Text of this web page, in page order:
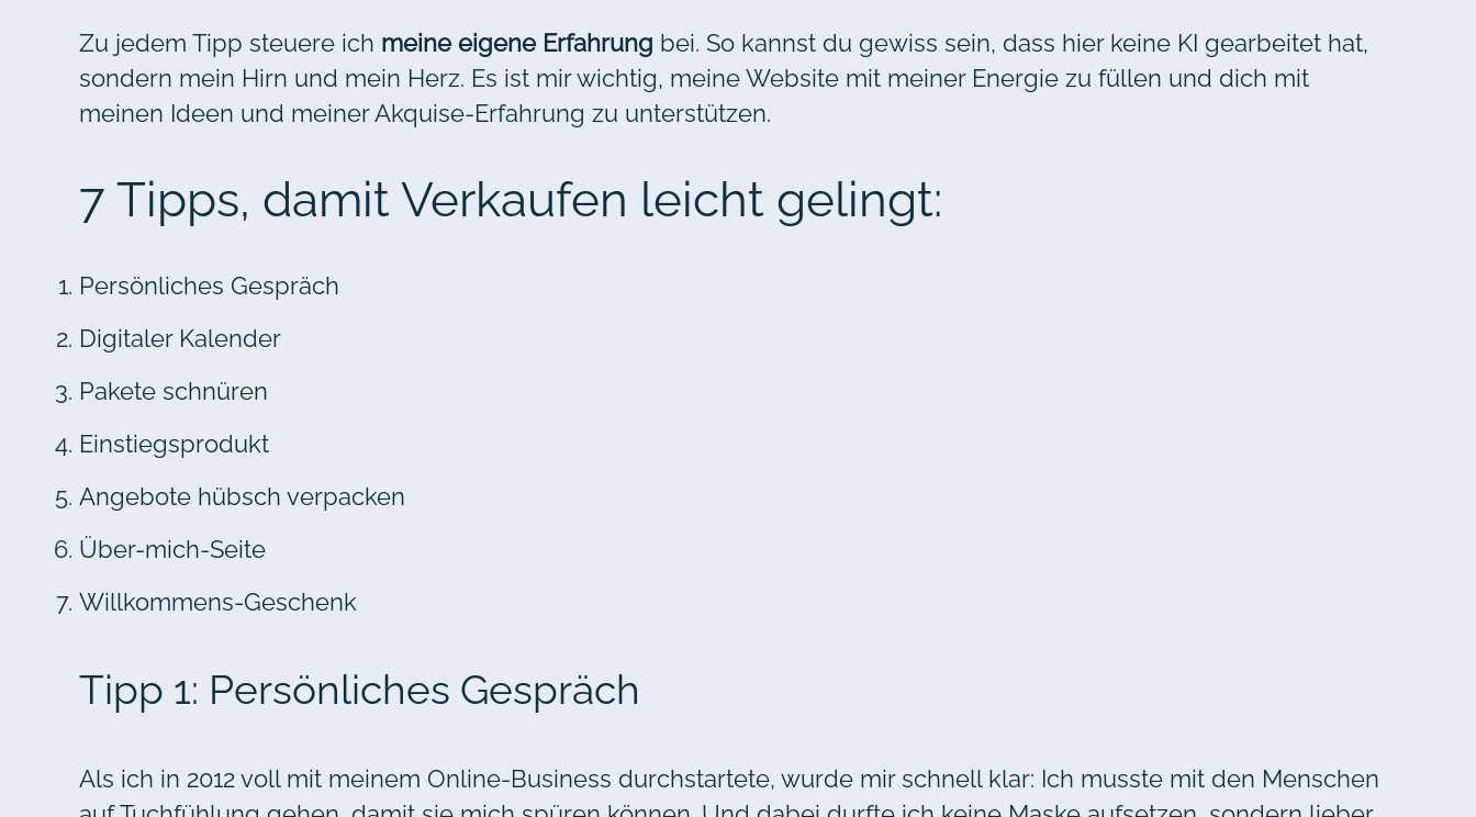
Zu jedem Tipp steuere ich meine eigene Erfahrung bei. So kannst du gewiss sein, dass hier keine KI gearbeitet hat,
sondern mein Hirn und mein Herz. Es ist mir wichtig, meine Website mit meiner Energie zu füllen und dich mit
meinen Ideen und meiner Akquise-Erfahrung zu unterstützen.
7 Tipps, damit Verkaufen leicht gelingt:
Persönliches Gespräch
Digitaler Kalender
Pakete schnüren
Einstiegsprodukt
Angebote hübsch verpacken
Über-mich-Seite
Willkommens-Geschenk
Tipp 1: Persönliches Gespräch
Als ich in 2012 voll mit meinem Online-Business durchstartete, wurde mir schnell klar: Ich musste mit den Menschen